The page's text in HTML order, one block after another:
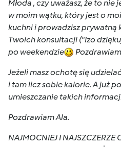
Młoda , czy uważasz, że to
w moim wątku, który jest o
kuchni i prowadzisz prywatną
Twoich konsultacji ("Izo
po weekendzie
Pozdrawiam
Jeżeli masz ochotę się
i tam licz sobie kalorie. A już
umieszczanie takich
Pozdrawiam Ala.
NAJMOCNIEJ I NAJSZCZERZE